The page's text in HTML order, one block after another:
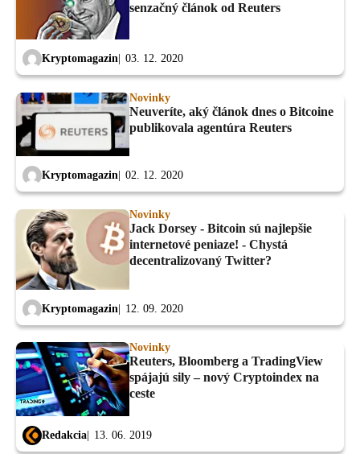
senzačný článok od Reuters
Kryptomagazin 03. 12. 2020
Novinky
Neuveríte, aký článok dnes o Bitcoine
publikovala agentúra Reuters
Kryptomagazin 02. 12. 2020
Novinky
Jack Dorsey - Bitcoin sú najlepšie
internetové peniaze! - Chystá
decentralizovaný Twitter?
Kryptomagazin 12. 09. 2020
Novinky
Reuters, Bloomberg a TradingView
spájajú sily – nový Cryptoindex na
ceste
Redakcia 13. 06. 2019